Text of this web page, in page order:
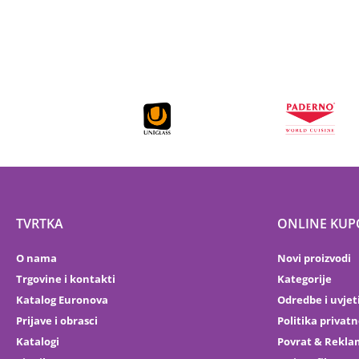
TVRTKA
O nama
Trgovine i kontakti
Katalog Euronova
Prijave i obrasci
Katalogi
ONLINE
Novi proizvodi
Kategorije
Odredbe i uvjeti
Politika
Povrat &